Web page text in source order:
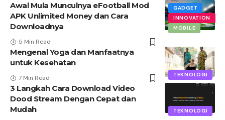
GADGET
INNOVATION
MOBILE
Awal Mula Munculnya eFootball Mod
APK Unlimited Money dan Cara
Downloadnya
5 Min Read
TEKNOLOGI
Mengenal Yoga dan Manfaatnya
untuk Kesehatan
7 Min Read
TEKNOLOGI
3 Langkah Cara Download Video
Dood Stream Dengan Cepat dan
Mudah